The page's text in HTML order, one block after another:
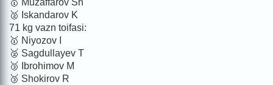
🥇 Muzaffarov Sh
🥈 Iskandarov K
71 kg vazn toifasi:
🥇 Niyozov I
🥈 Sagdullayev T
🥉 Ibrohimov M
🥉 Shokirov R